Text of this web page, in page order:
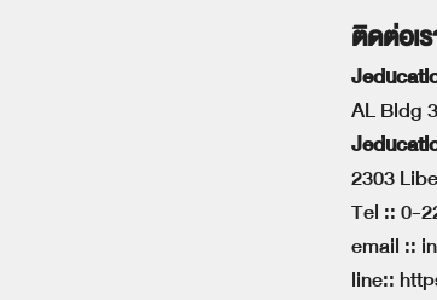
ติดต่อเ
AL Bldg
2303
Tel ::0-
email ::
line::